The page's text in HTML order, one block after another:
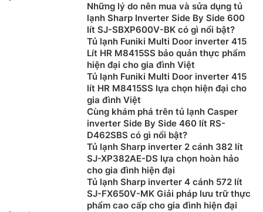
Những lý do nên mua và sửa dụng tủ
lạnh Sharp Inverter Side By Side 600
lít SJ-SBXP600V-BK có gì nổi bật?
Tủ lạnh Funiki Multi Door inverter 415
Lít HR M8415SS bảo quản thực phẩm
hiện đại cho gia đình Việt
Tủ lạnh Funiki Multi Door inverter 415
lít HR M8415SS lựa chọn hiện đại cho
gia đình Việt
Cùng khám phá trên tủ lạnh Casper
inverter Side By Side 460 lít RS-
D462SBS có gì nổi bật?
Tủ lạnh Sharp inverter 2 cánh 382 lít
SJ-XP382AE-DS lựa chọn hoàn hảo
cho gia đình hiện đại
Tủ lạnh Sharp inverter 4 cánh 572 lít
SJ-FX650V-MK Giải pháp lưu trữ thực
phẩm cao cấp cho gia đình hiện đại